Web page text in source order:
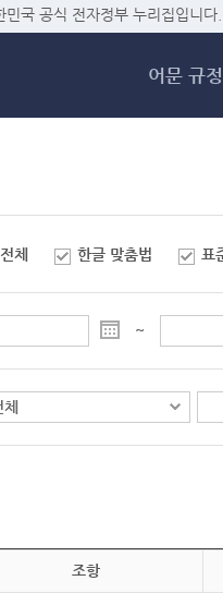
메
민국 공식 전자정부 누리집입니다.
어문 규정
전체 한글 맞춤법 표
~
조항